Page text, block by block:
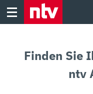
Skip
Finden Sie
ntv